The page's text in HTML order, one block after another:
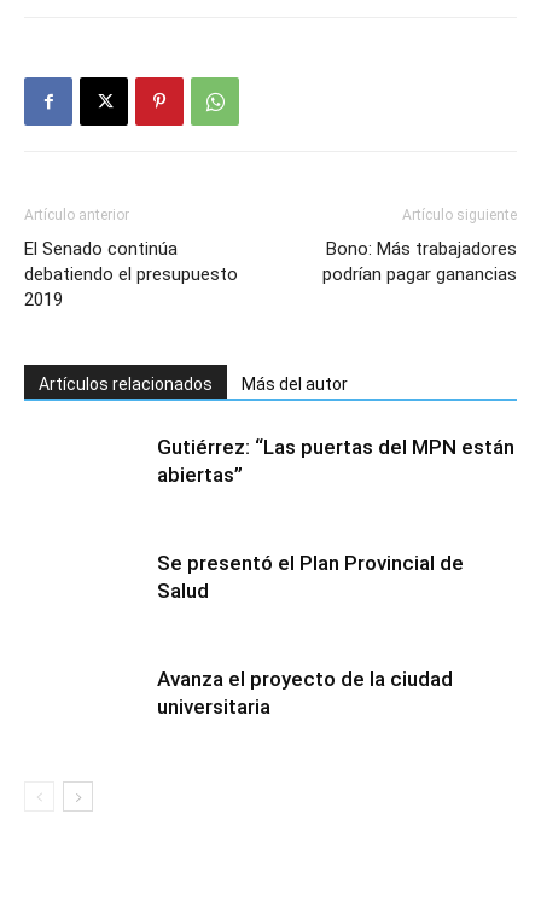
Artículo anterior
El Senado continúa
debatiendo el presupuesto
2019
Artículo siguiente
Bono: Más trabajadores
podrían pagar ganancias
Artículos relacionados Más del autor
Gutiérrez: “Las puertas del MPN están
abiertas”
Se presentó el Plan Provincial de
Salud
Avanza el proyecto de la ciudad
universitaria